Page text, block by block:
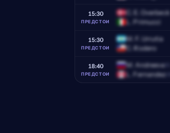
15:30
ПРЕДСТОИ
C. E. Overbeck
L. Primucci
15:30
ПРЕДСТОИ
M. F. Urrutia
C. Rodero
18:40
ПРЕДСТОИ
M. Andreeva(5)
L. Fernandez